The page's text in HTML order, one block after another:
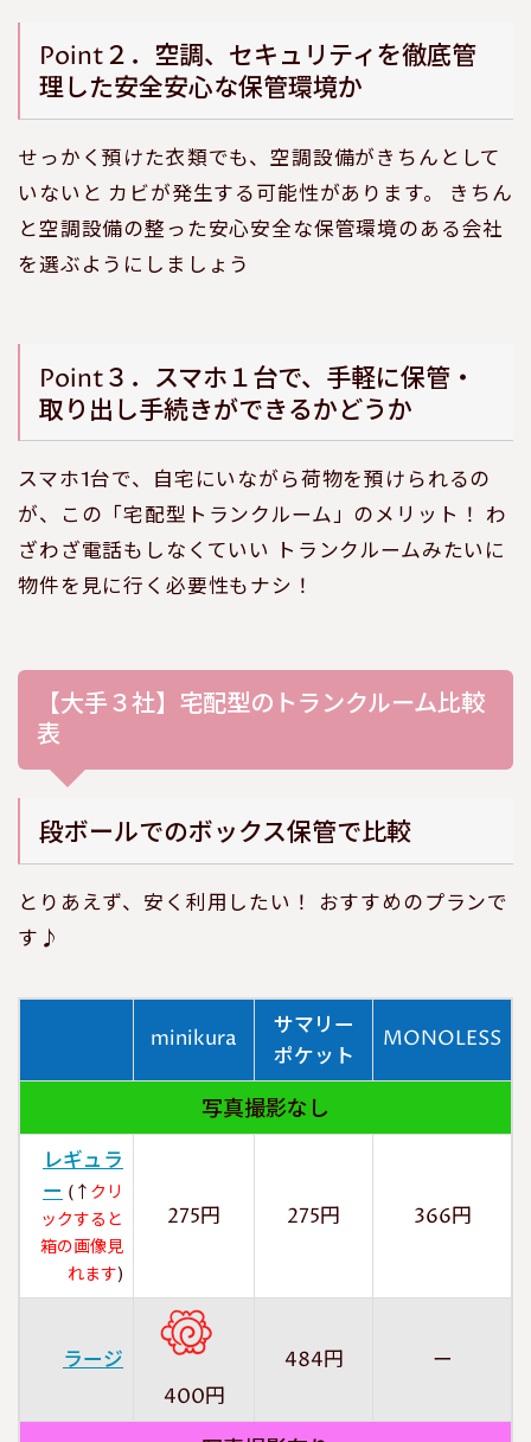
Point２．空調、セキュリティを徹底管
理した安全安心な保管環境か
せっかく預けた衣類でも、空調設備がきちんとして
いないと カビが発生する可能性があります。 きちん
と空調設備の整った安心安全な保管環境のある会社
を選ぶようにしましょう
Point３．スマホ１台で、手軽に保管・
取り出し手続きができるかどうか
スマホ1台で、自宅にいながら荷物を預けられるの
が、この「宅配型トランクルーム」のメリット！ わ
ざわざ電話もしなくていい トランクルームみたいに
物件を見に行く必要性もナシ！
【大手３社】宅配型のトランクルーム比較
表
段ボールでのボックス保管で比較
とりあえず、安く利用したい！ おすすめのプランで
す♪
minikura
サマリー
ポケット
MONOLESS
写真撮影なし
レギュラ
ー (↑ クリ
ックすると
箱の画像見
れます)
275円 275円 366円
ラージ
400円
484円 ー